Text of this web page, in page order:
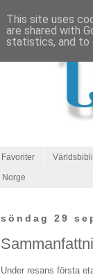
Favoriter
Norge
söndag 29
Under resans första
This site uses
are shared with
statistics, and to